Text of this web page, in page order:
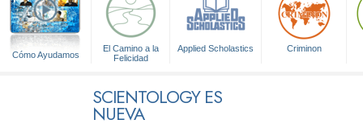
Cómo Ayudamos
El Camino a la
Felicidad
Applied Scholastics Criminon
SCIENTOLOGY ES
NUEVA